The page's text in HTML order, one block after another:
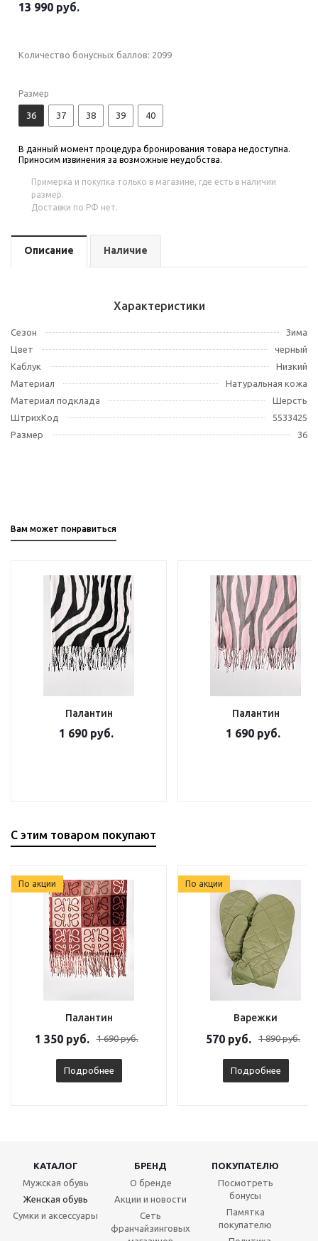
13 990 руб.
Количество бонусных баллов: 2099
Размер
36 37 38 39 40
В данный момент процедура бронирования товара недоступна.
Приносим извинения за возможные неудобства.
Примерка и покупка только в магазине, где есть в наличии
размер.
Доставки по РФ нет.
Описание Наличие
Характеристики
Сезон
Зима
Цвет
черный
Каблук
Низкий
Материал
Натуральная кожа
Материал подклада
Шерсть
ШтрихКод
5533425
Размер
36
Вам может понравиться
Палантин
1 690 руб.
Палантин
1 690 руб.
С этим товаром покупают
По акции
Палантин
1 350 руб. 1 690 руб.
Подробнее
По акции
Варежки
570 руб. 1 890 руб.
Подробнее
КАТАЛОГ БРЕНД
ПОКУПАТЕЛЮ
Мужская обувь
Женская обувь
Сумки и аксессуары
О бренде
Акции и новости
Сеть
франчайзинговых
Посмотреть
бонусы
Памятка
покупателю